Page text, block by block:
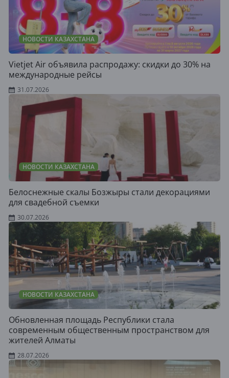
НОВОСТИ КАЗАХСТАНА
Vietjet Air объявила распродажу: скидки до 30% на
международные рейсы
31.07.2026
НОВОСТИ КАЗАХСТАНА
Белоснежные скалы Бозжыры стали декорациями
для свадебной съемки
30.07.2026
НОВОСТИ КАЗАХСТАНА
Обновленная площадь Республики стала
современным общественным пространством для
жителей Алматы
28.07.2026